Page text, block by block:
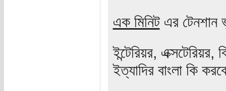
এক মিনিটএর টেনশান
ইন্টেরিয়র,
ইত্যাদির বাংলা কি